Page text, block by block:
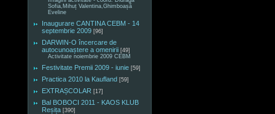
Sofia,Mihuț Valentina,Ghimboașă
Eveline
Inaugurare CANTINA CEBM - 14
septembrie 2009 [96]
DARWIN-O încercare de
autocunoaștere a omenirii [49]
Activitate noiembrie 2009 CEBM
Festivitate Premii 2009 - iunie [59]
Practica 2010 la Kaufland [59]
EXTRAȘCOLAR [17]
Bal BOBOCI 2011 - KAOS KLUB
Reșița [390]